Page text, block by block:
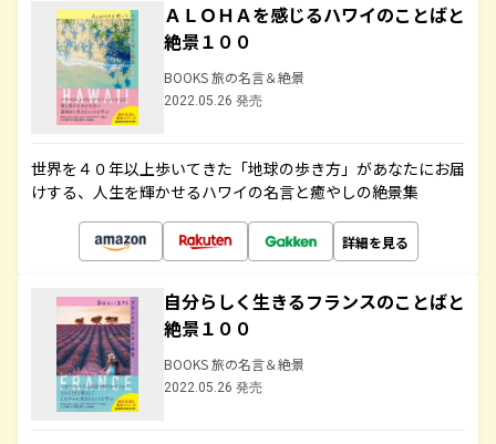
ＡＬＯＨＡを感じるハワイのことばと
絶景１００
BOOKS 旅の名言＆絶景
2022.05.26 発売
世界を４０年以上歩いてきた「地球の歩き方」があなたにお届
けする、人生を輝かせるハワイの名言と癒やしの絶景集
詳細を見る
自分らしく生きるフランスのことばと
絶景１００
BOOKS 旅の名言＆絶景
2022.05.26 発売